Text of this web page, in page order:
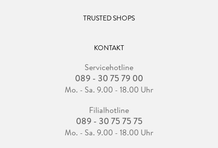
TRUSTED SHOPS
KONTAKT
Servicehotline
089 - 30 75 79 00
Mo. - Sa. 9.00 - 18.00 Uhr
Filialhotline
089 - 30 75 75 75
Mo. - Sa. 9.00 - 18.00 Uhr